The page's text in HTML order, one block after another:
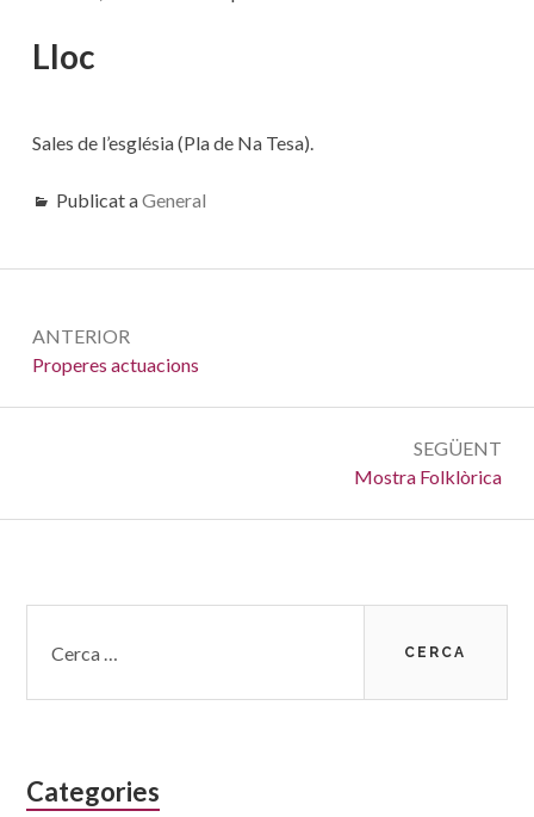
Lloc
Sales de l’església (Pla de Na Tesa).
Publicat aGeneral
d'entrades
ANTERIOR
Anterior:
Properes actuacions
SEGÜENT
Següent:
Mostra Folklòrica
lateral
subsidiària
Categories